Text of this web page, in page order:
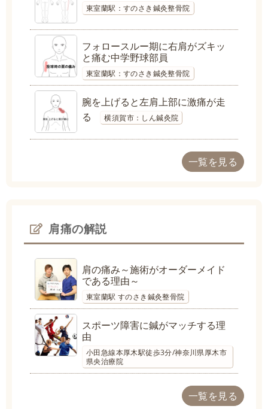
東室蘭駅：すのさき鍼灸整骨院
フォロースルー期に右肩がズキッ
と痛む中学野球部員
東室蘭駅：すのさき鍼灸整骨院
腕を上げると左肩上部に激痛が走
る
横須賀市：しん鍼灸院
一覧を見る
肩痛の解説
肩の痛み～施術がオーダーメイド
である理由～
東室蘭駅 すのさき鍼灸整骨院
スポーツ障害に鍼がマッチする理
由
小田急線本厚木駅徒歩3分/神奈川県厚木市
県央治療院
一覧を見る